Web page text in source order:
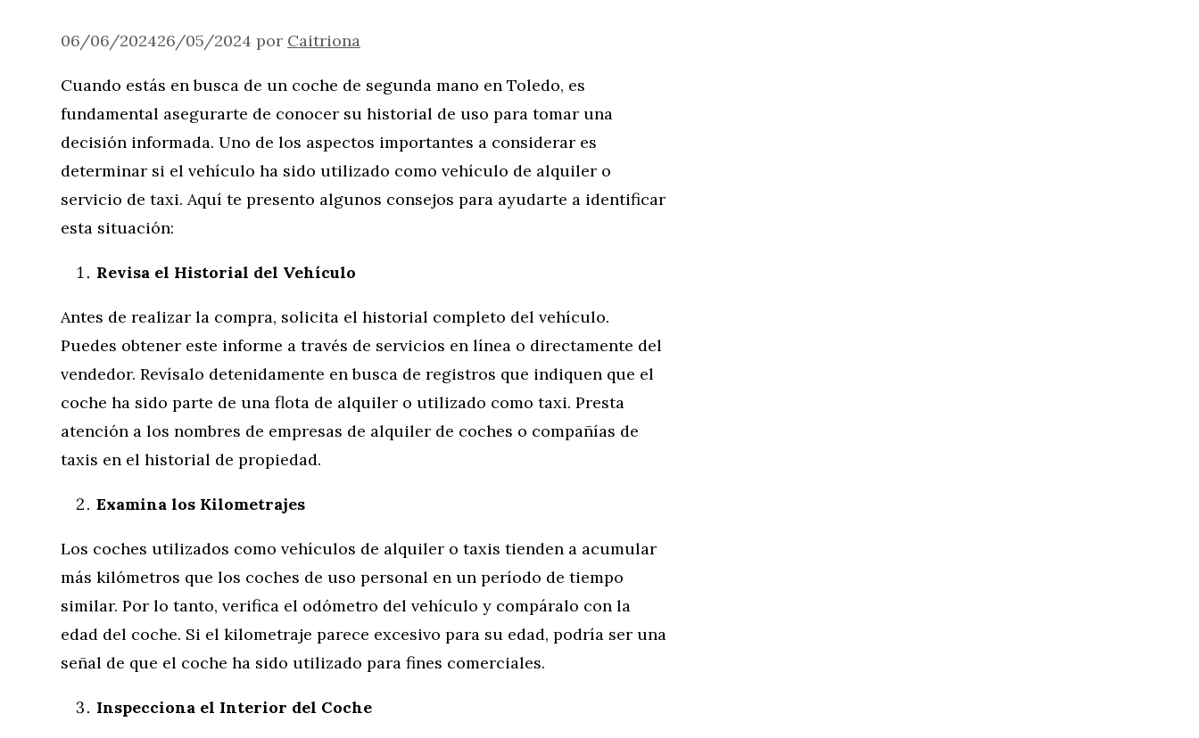
06/06/202426/05/2024 por Caitriona
Cuando estás en busca de un coche de segunda mano en Toledo, es
fundamental asegurarte de conocer su historial de uso para tomar una
decisión informada. Uno de los aspectos importantes a considerar es
determinar si el vehículo ha sido utilizado como vehículo de alquiler o
servicio de taxi. Aquí te presento algunos consejos para ayudarte a identificar
esta situación:
Revisa el Historial del Vehículo
Antes de realizar la compra, solicita el historial completo del vehículo.
Puedes obtener este informe a través de servicios en línea o directamente del
vendedor. Revísalo detenidamente en busca de registros que indiquen que el
coche ha sido parte de una flota de alquiler o utilizado como taxi. Presta
atención a los nombres de empresas de alquiler de coches o compañías de
taxis en el historial de propiedad.
Examina los Kilometrajes
Los coches utilizados como vehículos de alquiler o taxis tienden a acumular
más kilómetros que los coches de uso personal en un período de tiempo
similar. Por lo tanto, verifica el odómetro del vehículo y compáralo con la
edad del coche. Si el kilometraje parece excesivo para su edad, podría ser una
señal de que el coche ha sido utilizado para fines comerciales.
Inspecciona el Interior del Coche